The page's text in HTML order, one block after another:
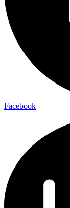
Facebook